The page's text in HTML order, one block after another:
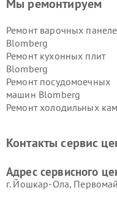
Мы ремонтируем
Ремонт варочных
Blomberg
Ремонт кухонных плит
Blomberg
Ремонт посудомоечных
машин Blomberg
Ремонт холодильных
Контакты сервис
Адрес сервисного
г. Йошкар-Ола,